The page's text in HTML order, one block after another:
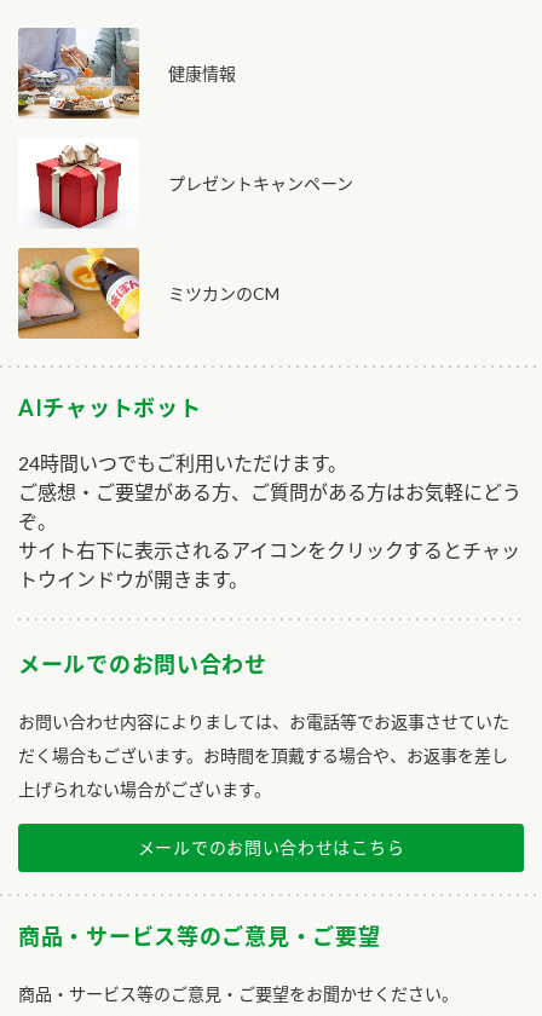
健康情報
プレゼントキャンペーン
ミツカンのCM
AIチャットボット
24時間いつでもご利用いただけます。
ご感想・ご要望がある方、ご質問がある方はお気軽にどう
ぞ。
サイト右下に表示されるアイコンをクリックするとチャッ
トウインドウが開きます。
メールでのお問い合わせ
お問い合わせ内容によりましては、お電話等でお返事させていた
だく場合もございます。お時間を頂戴する場合や、お返事を差し
上げられない場合がございます。
メールでのお問い合わせはこちら
商品・サービス等のご意見・ご要望
商品・サービス等のご意見・ご要望をお聞かせください。